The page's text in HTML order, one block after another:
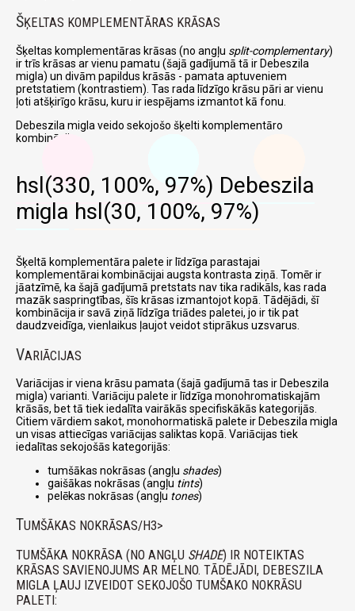
ŠĶELTAS KOMPLEMENTĀRAS KRĀSAS
Šķeltas komplementāras krāsas (no angļu split-complementary)
ir trīs krāsas ar vienu pamatu (šajā gadījumā tā ir Debeszila
migla) un divām papildus krāsās - pamata aptuveniem
pretstatiem (kontrastiem). Tas rada līdzīgo krāsu pāri ar vienu
ļoti atšķirīgo krāsu, kuru ir iespējams izmantot kā fonu.
Debeszila migla veido sekojošo šķelti komplementāro
kombināciju:
hsl(330, 100%, 97%) Debeszila
migla hsl(30, 100%, 97%)
Šķeltā komplementāra palete ir līdzīga parastajai
komplementārai kombinācijai augsta kontrasta ziņā. Tomēr ir
jāatzīmē, ka šajā gadījumā pretstats nav tika radikāls, kas rada
mazāk saspringtības, šīs krāsas izmantojot kopā. Tādējādi, šī
kombinācija ir savā ziņā līdzīga triādes paletei, jo ir tik pat
daudzveidīga, vienlaikus ļaujot veidot stiprākus uzsvarus.
VARIĀCIJAS
Variācijas ir viena krāsu pamata (šajā gadījumā tas ir Debeszila
migla) varianti. Variāciju palete ir līdzīga monohromatiskajām
krāsās, bet tā tiek iedalīta vairākās specifiskākās kategorijās.
Citiem vārdiem sakot, monohormatiskā palete ir Debeszila migla
un visas attiecīgas variācijas saliktas kopā. Variācijas tiek
iedalītas sekojošās kategorijās:
tumšākas nokrāsas (angļu shades)
gaišākas nokrāsas (angļu tints)
pelēkas nokrāsas (angļu tones)
TUMŠĀKAS NOKRĀSAS/H3>
TUMŠĀKA NOKRĀSA (NO ANGĻU SHADE) IR NOTEIKTAS
KRĀSAS SAVIENOJUMS AR MELNO. TĀDĒJĀDI, DEBESZILA
MIGLA ĻAUJ IZVEIDOT SEKOJOŠO TUMŠAKO NOKRĀSU
PALETI: